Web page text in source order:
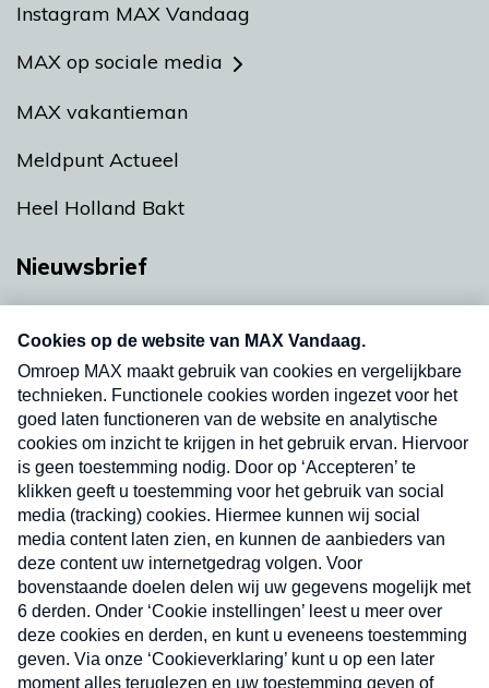
Instagram MAX Vandaag
MAX op sociale media
MAX vakantieman
Meldpunt Actueel
Heel Holland Bakt
Nieuwsbrief
nieuwsbrief. Elke vrijdag- en dinsdagochtend in
uw mailbox.
Verzend
Nieuwsbrief
Neem hier een gratis abonnement op onze